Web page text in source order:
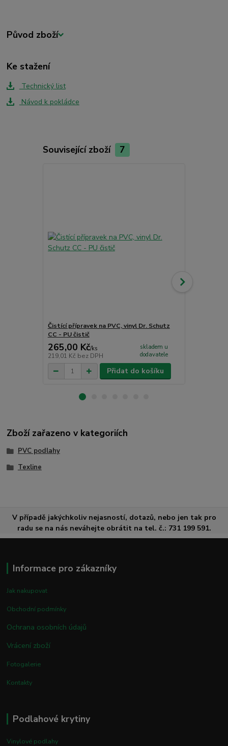
Původ zboží
Ke stažení
Technický list
Návod k pokládce
Související zboží 7
Čistící přípravek na PVC, vinyl Dr. Schutz
CC - PU čistič
265,00 Kč/ks
219,01 Kč bez DPH
skladem u
dodavatele
Přidat do košíku
Zboží zařazeno v kategoriích
PVC podlahy
Texline
V případě jakýchkoliv nejasností, dotazů, nebo jen tak pro
radu se na nás neváhejte obrátit na tel. č.: 731 199 591.
Informace pro zákazníky
Jak nakupovat
Obchodní podmínky
Ochrana osobních údajů
Vrácení zboží
Fotogalerie
Kontakty
Podlahové krytiny
Vinylové podlahy